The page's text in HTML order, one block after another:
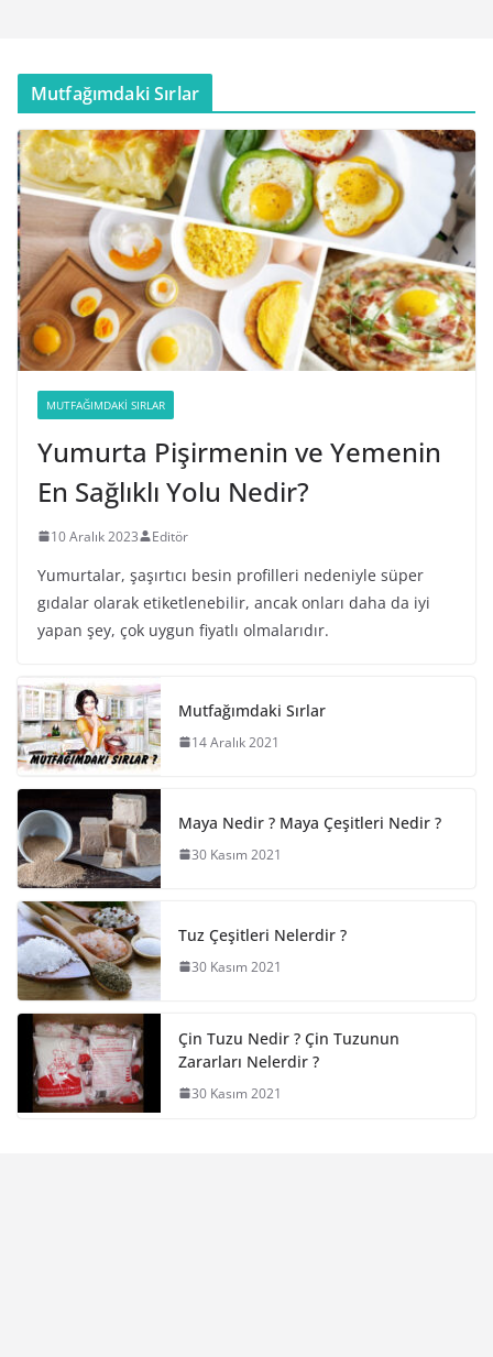
Mutfağımdaki Sırlar
MUTFAĞIMDAKI SIRLAR
Yumurta Pişirmenin ve Yemenin
En Sağlıklı Yolu Nedir?
10 Aralık 2023 Editör
Yumurtalar, şaşırtıcı besin profilleri nedeniyle süper
gıdalar olarak etiketlenebilir, ancak onları daha da iyi
yapan şey, çok uygun fiyatlı olmalarıdır.
Mutfağımdaki Sırlar
14 Aralık 2021
Maya Nedir ? Maya Çeşitleri Nedir ?
30 Kasım 2021
Tuz Çeşitleri Nelerdir ?
30 Kasım 2021
Çin Tuzu Nedir ? Çin Tuzunun
Zararları Nelerdir ?
30 Kasım 2021